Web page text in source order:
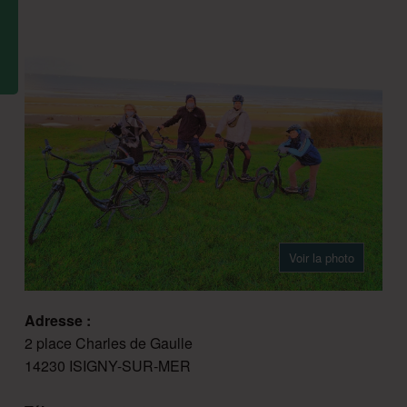
Voir la photo
Adresse :
2 place Charles de Gaulle
14230 ISIGNY-SUR-MER